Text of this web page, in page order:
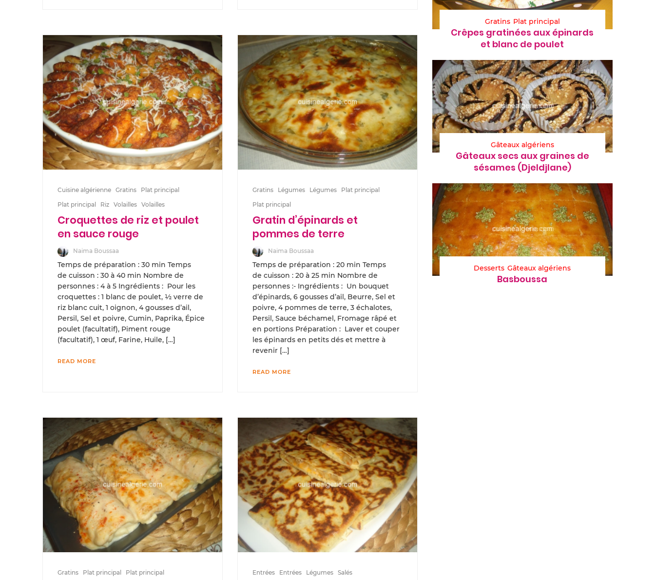
Cuisine algérienne Gratins
Plat principal
Plat principal
Riz Volailles Volailles
Croquettes de riz et poulet
en sauce rouge
Naima Boussaa
Temps de préparation : 30 min Temps
de cuisson : 30 à 40 min Nombre de
personnes : 4 à 5 Ingrédients : Pour les
croquettes : 1 blanc de poulet, ½ verre de
riz blanc cuit, 1 oignon, 4 gousses d’ail,
Persil, Sel et poivre, Cumin, Paprika, Épice
poulet (facultatif), Piment rouge
(facultatif), 1 œuf, Farine, Huile, […]
READ MORE
Gratins Légumes Légumes
Plat principal
Plat principal
Gratin d’épinards et
pommes de terre
Naima Boussaa
Temps de préparation : 20 min Temps
de cuisson : 20 à 25 min Nombre de
personnes :- Ingrédients : Un bouquet
d’épinards, 6 gousses d’ail, Beurre, Sel et
poivre, 4 pommes de terre, 3 échalotes,
Persil, Sauce béchamel, Fromage râpé et
en portions Préparation : Laver et couper
les épinards en petits dés et mettre à
revenir […]
READ MORE
Gratins Plat principal Plat principal Entrées Entrées Légumes Salés
Gratins Plat principal
Crêpes gratinées aux épinards
et blanc de poulet
Gâteaux algériens
Gâteaux secs aux graines de
sésames (Djeldjlane)
Desserts Gâteaux algériens
Basboussa